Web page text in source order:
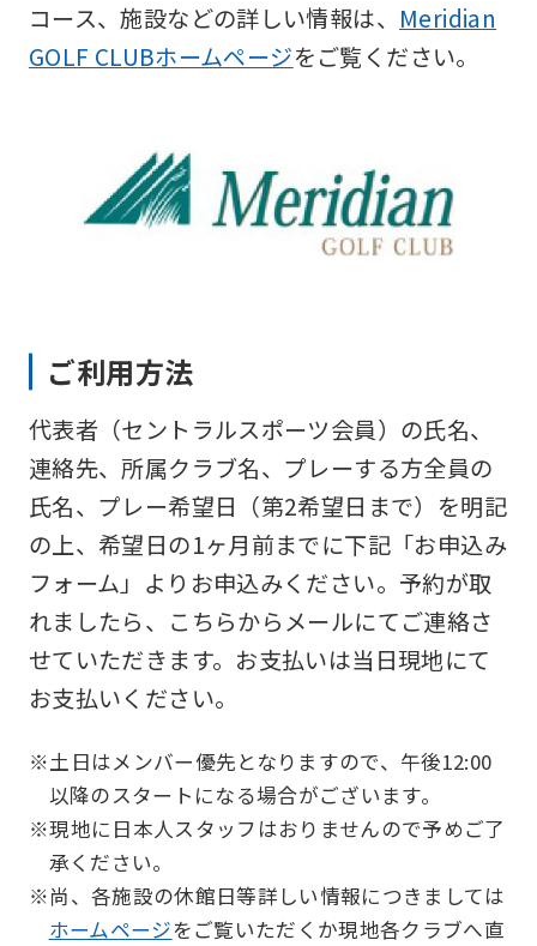
コース、施設などの詳しい情報は、 Meridian
GOLF CLUBホームページをご覧ください。
ご利用方法
代表者（セントラルスポーツ会員）の氏名、
連絡先、所属クラブ名、プレーする方全員の
氏名、プレー希望日（第2希望日まで）を明記
の上、希望日の1ヶ月前までに下記「お申込み
フォーム」よりお申込みください。予約が取
れましたら、こちらからメールにてご連絡さ
せていただきます。お支払いは当日現地にて
お支払いください。
※土日はメンバー優先となりますので、午後12:00
以降のスタートになる場合がございます。
※現地に日本人スタッフはおりませんので予めご了
承ください。
※尚、各施設の休館日等詳しい情報につきましては
ホームページをご覧いただくか現地各クラブへ直